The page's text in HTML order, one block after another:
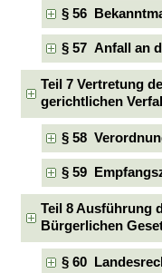
§ 56
§ 57 Anfall an
Teil 7 Vertretung
gerichtlichen
§ 58
§ 59
Teil 8 Ausführung
Bürgerlichen
§ 60